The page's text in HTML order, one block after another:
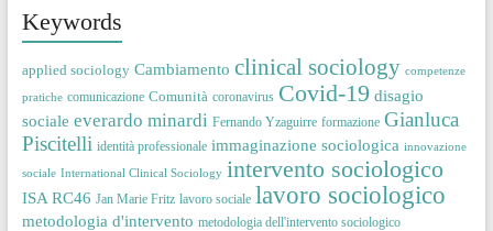
Keywords
applied sociology Cambiamento clinical sociology competenze
pratiche comunicazione Comunità coronavirus Covid-19 disagio
sociale everardo minardi Fernando Yzaguirre formazione Gianluca
Piscitelli identità professionale immaginazione sociologica innovazione
sociale International Clinical Sociology intervento sociologico
ISA RC46 Jan Marie Fritz lavoro sociale lavoro sociologico
metodologia d'intervento metodologia dell'intervento sociologico